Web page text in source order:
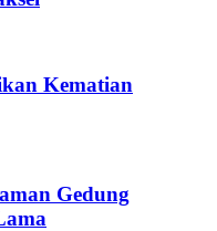
Kematian
Gedung